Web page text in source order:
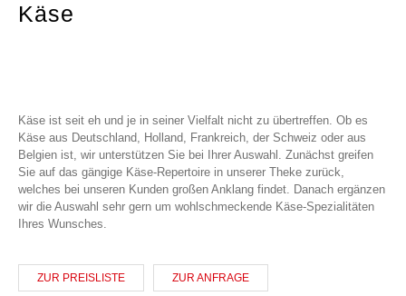
Käse
Käse ist seit eh und je in seiner Vielfalt nicht zu übertreffen. Ob es
Käse aus Deutschland, Holland, Frankreich, der Schweiz oder aus
Belgien ist, wir unterstützen Sie bei Ihrer Auswahl. Zunächst greifen
Sie auf das gängige Käse-Repertoire in unserer Theke zurück,
welches bei unseren Kunden großen Anklang findet. Danach ergänzen
wir die Auswahl sehr gern um wohlschmeckende Käse-Spezialitäten
Ihres Wunsches.
ZUR PREISLISTE ZUR ANFRAGE